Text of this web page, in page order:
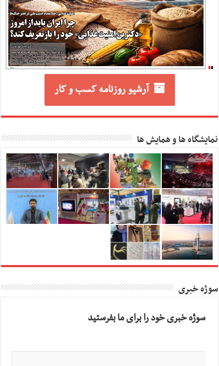
آرشیو روزنامه کسب و کار
نمایشگاه ها و همایش ها
سوژه خبری
سوژه خبری خود را برای ما بفرستید